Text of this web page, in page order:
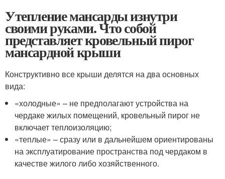
Утепление мансарды изнутри
своими руками. Что собой
представляет кровельный пирог
мансардной крыши
Конструктивно все крыши делятся на два основных
вида:
«холодные» – не предполагают устройства на
чердаке жилых помещений, кровельный пирог не
включает теплоизоляцию;
«теплые» – сразу или в дальнейшем ориентированы
на эксплуатирование пространства под чердаком в
качестве жилого либо хозяйственного.